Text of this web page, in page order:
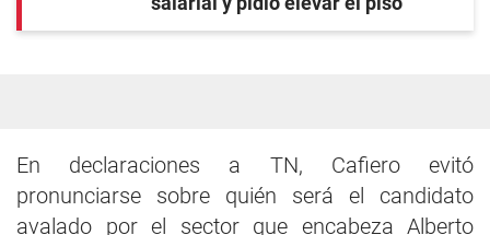
En declaraciones a TN, Cafiero evitó
pronunciarse sobre quién será el candidato
avalado por el sector que encabeza Alberto